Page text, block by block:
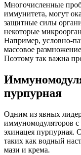
Многочисленные
иммунитета, могут
защитные силы
некоторые
Например, условно-
массовое
Поэтому так важна
пурпурная
Одним из явных
иммуномодуляторов с
эхинацея пурпурная.
таких как водный
мази и крема.